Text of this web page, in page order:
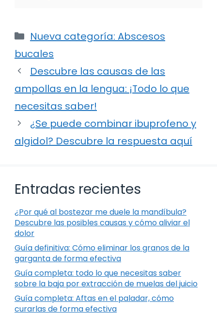
Categorías
Nueva categoría: Abscesos
bucales
Descubre las causas de las
ampollas en la lengua: ¡Todo lo que
necesitas saber!
¿Se puede combinar ibuprofeno y
algidol? Descubre la respuesta aquí
Entradas recientes
¿Por qué al bostezar me duele la mandíbula?
Descubre las posibles causas y cómo aliviar el
dolor
Guía definitiva: Cómo eliminar los granos de la
garganta de forma efectiva
Guía completa: todo lo que necesitas saber
sobre la baja por extracción de muelas del juicio
Guía completa: Aftas en el paladar, cómo
curarlas de forma efectiva